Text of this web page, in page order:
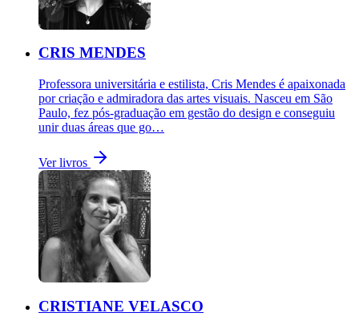
CRIS MENDES
Professora universitária e estilista, Cris Mendes é apaixonada
por criação e admiradora das artes visuais. Nasceu em São
Paulo, fez pós-graduação em gestão do design e conseguiu
unir duas áreas que go…
Ver livros
CRISTIANE VELASCO